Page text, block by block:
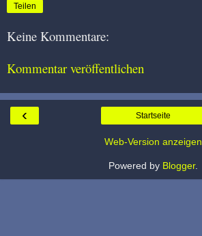
Teilen
Keine Kommentare:
Kommentar veröffentlichen
‹ Startseite
Web-Version anzeigen
Powered by Blogger.